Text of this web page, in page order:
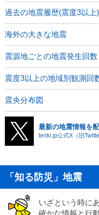
過去の地震履歴(震度3以上)
海外の大きな地震
震源地ごとの地震発生回数
震度3以上の地域別観測回
震央分布図
最新の地震情報を
tenki.jp公式X（旧
「知る防災」地震
いざという時に
確かな情報と行